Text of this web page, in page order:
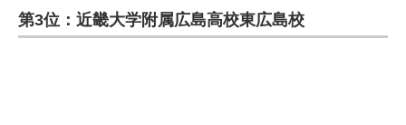
第3位：近畿大学附属広島高校東広島校